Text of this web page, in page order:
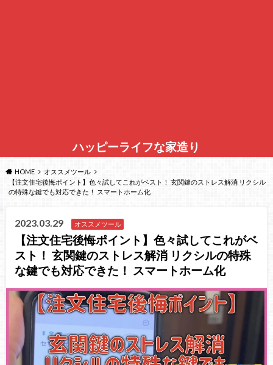
ハッピーライフな家造り
HOME
オススメツール
【注文住宅後悔ポイント】色々試してこれがベスト！ 玄関鍵のストレス解消 リクシル
の特殊な鍵でも対応できた！ スマートホーム化
2023.03.29 オススメツール
【注文住宅後悔ポイント】色々試してこれがベ
スト！ 玄関鍵のストレス解消 リクシルの特殊
な鍵でも対応できた！ スマートホーム化